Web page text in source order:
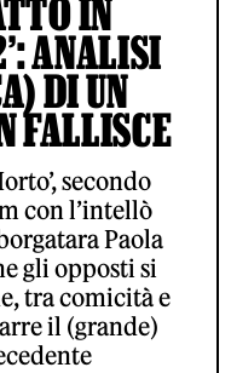
IN
ANALISI
DI UN
FALLISCE
secondo
con l’intellò
Paola
gli opposti si
tra comicità e
il (grande)